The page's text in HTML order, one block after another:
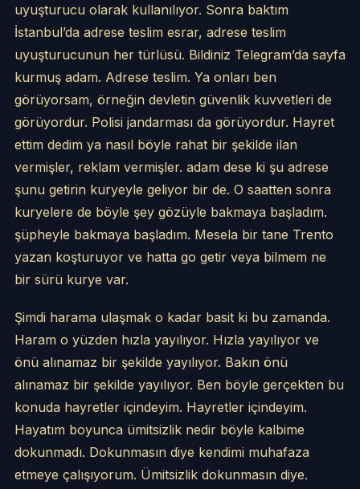
uyuşturucu olarak kullanılıyor. Sonra baktım
İstanbul’da adrese teslim esrar, adrese teslim
uyuşturucunun her türlüsü. Bildiniz Telegram’da sayfa
kurmuş adam. Adrese teslim. Ya onları ben
görüyorsam, örneğin devletin güvenlik kuvvetleri de
görüyordur. Polisi jandarması da görüyordur. Hayret
ettim dedim ya nasıl böyle rahat bir şekilde ilan
vermişler, reklam vermişler. adam dese ki şu adrese
şunu getirin kuryeyle geliyor bir de. O saatten sonra
kuryelere de böyle şey gözüyle bakmaya başladım.
şüpheyle bakmaya başladım. Mesela bir tane Trento
yazan koşturuyor ve hatta go getir veya bilmem ne
bir sürü kurye var.
Şimdi harama ulaşmak o kadar basit ki bu zamanda.
Haram o yüzden hızla yayılıyor. Hızla yayılıyor ve
önü alınamaz bir şekilde yayılıyor. Bakın önü
alınamaz bir şekilde yayılıyor. Ben böyle gerçekten bu
konuda hayretler içindeyim. Hayretler içindeyim.
Hayatım boyunca ümitsizlik nedir böyle kalbime
dokunmadı. Dokunmasın diye kendimi muhafaza
etmeye çalışıyorum. Ümitsizlik dokunmasın diye.